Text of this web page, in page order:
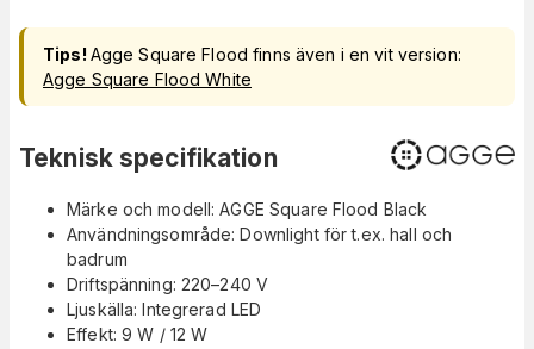
Tips! Agge Square Flood finns även i en vit version:
Agge Square Flood White
Teknisk specifikation
Märke och modell: AGGE Square Flood Black
Användningsområde: Downlight för t.ex. hall och
badrum
Driftspänning: 220–240 V
Ljuskälla: Integrerad LED
Effekt: 9 W / 12 W